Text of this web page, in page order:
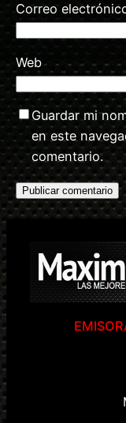
Correo
Web
Guardar mi
en este
comentario.